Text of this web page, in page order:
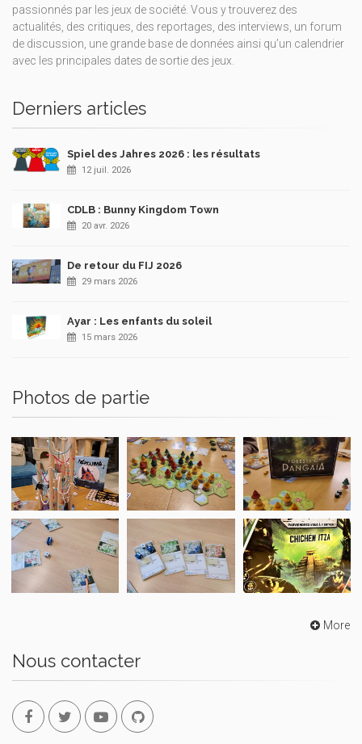
passionnés par les jeux de société. Vous y trouverez des
actualités, des critiques, des reportages, des interviews, un forum
de discussion, une grande base de données ainsi qu’un calendrier
avec les principales dates de sortie des jeux.
Derniers articles
Spiel des Jahres 2026 : les résultats
12 juil. 2026
CDLB : Bunny Kingdom Town
20 avr. 2026
De retour du FIJ 2026
29 mars 2026
Ayar : Les enfants du soleil
15 mars 2026
Photos de partie
More
Nous contacter